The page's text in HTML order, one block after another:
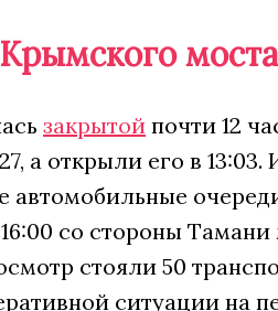
моста
закрытой почти 12
а открыли его в
автомобильные
со стороны
стояли 50
ситуации на